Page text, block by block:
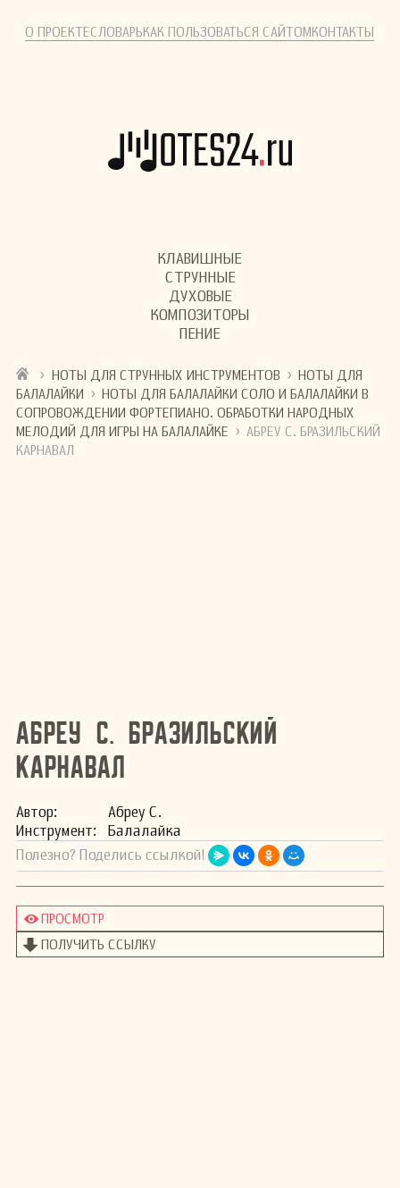
О ПРОЕКТЕСЛОВАРЬКАК ПОЛЬЗОВАТЬСЯ САЙТОМКОНТАКТЫ
КЛАВИШНЫЕ
СТРУННЫЕ
ДУХОВЫЕ
КОМПОЗИТОРЫ
ПЕНИЕ
› НОТЫ ДЛЯ СТРУННЫХ ИНСТРУМЕНТОВ › НОТЫ ДЛЯ
БАЛАЛАЙКИ › НОТЫ ДЛЯ БАЛАЛАЙКИ СОЛО И БАЛАЛАЙКИ В
СОПРОВОЖДЕНИИ ФОРТЕПИАНО. ОБРАБОТКИ НАРОДНЫХ
МЕЛОДИЙ ДЛЯ ИГРЫ НА БАЛАЛАЙКЕ › АБРЕУ С. БРАЗИЛЬСКИЙ
КАРНАВАЛ
Абреу С. Бразильский
карнавал
Автор:
Абреу С.
Инстру­мент:
Балалайка
Полезно? Поделись ссылкой!
ПРОСМОТР
ПОЛУЧИТЬ ССЫЛКУ